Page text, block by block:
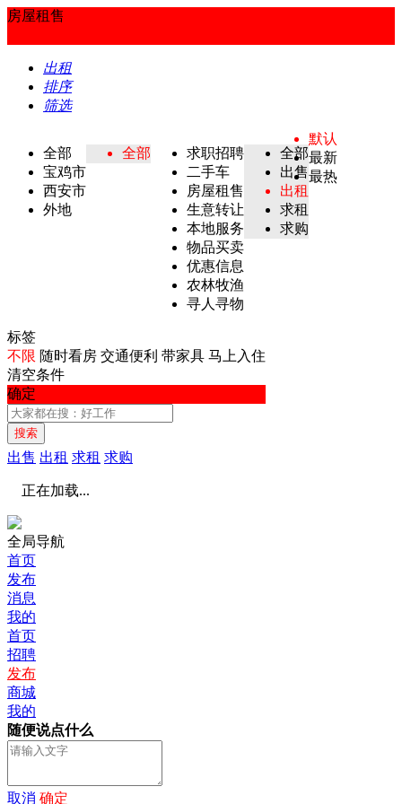
房屋租售
出租
排序
筛选
全部
宝鸡市
西安市
外地
全部
求职招聘
二手车
房屋租售
生意转让
本地服务
物品买卖
优惠信息
农林牧渔
寻人寻物
全部
出售
出租
求租
求购
默认
最新
最热
标签
不限 随时看房 交通便利 带家具 马上入住
清空条件
确定
搜索
出售 出租 求租 求购
正在加载...
全局导航
首页
发布
消息
我的
首页
招聘
发布
商城
我的
随便说点什么
取消 确定